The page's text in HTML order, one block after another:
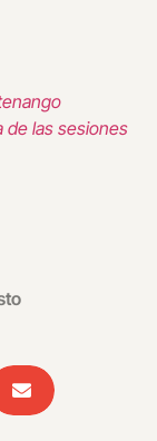
de las sesiones